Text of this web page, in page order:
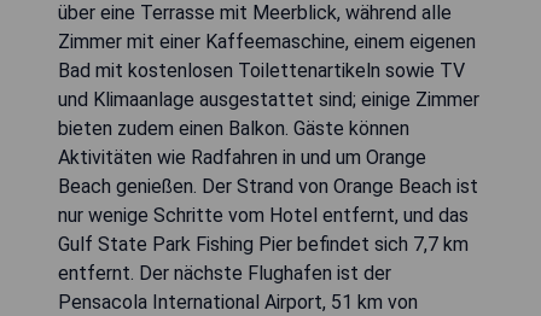
über eine Terrasse mit Meerblick, während alle
Zimmer mit einer Kaffeemaschine, einem eigenen
Bad mit kostenlosen Toilettenartikeln sowie TV
und Klimaanlage ausgestattet sind; einige Zimmer
bieten zudem einen Balkon. Gäste können
Aktivitäten wie Radfahren in und um Orange
Beach genießen. Der Strand von Orange Beach ist
nur wenige Schritte vom Hotel entfernt, und das
Gulf State Park Fishing Pier befindet sich 7,7 km
entfernt. Der nächste Flughafen ist der
Pensacola International Airport, 51 km von